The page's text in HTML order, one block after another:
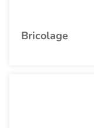
Bricolage